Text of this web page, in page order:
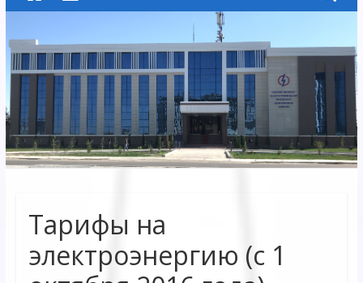
Территориальных
Электрических
сетей"
АО
"Бухарское
Электрических
сетей"
Тарифы на
электроэнергию (с 1